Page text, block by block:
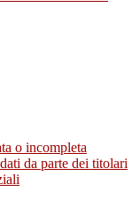
o incompleta
da parte dei titolari